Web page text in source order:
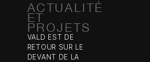
ACTUALITÉ
ET
PROJETS
VALD EST DE
RETOUR SUR LE
DEVANT DE LA